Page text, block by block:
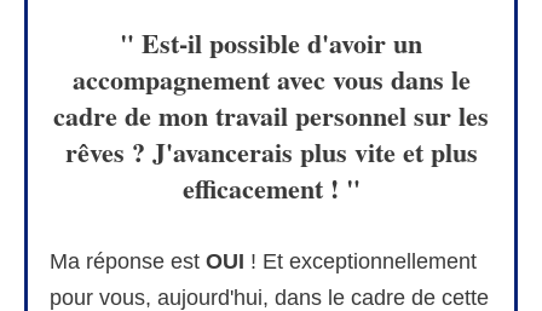
" Est-il possible d'avoir un
accompagnement avec vous dans le
cadre de mon travail personnel sur les
rêves ? J'avancerais plus vite et plus
efficacement ! "
Ma réponse est OUI ! Et exceptionnellement
pour vous, aujourd'hui, dans le cadre de cette